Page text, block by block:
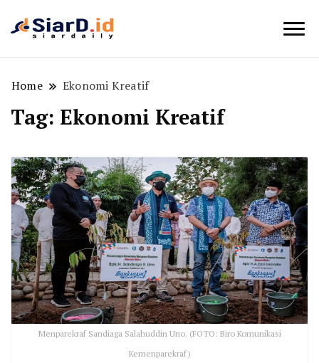
Home Ekonomi Kreatif
Tag: Ekonomi Kreatif
Menparekraf Sandiaga Salahuddin Uno. (FOTO: Biro Komunikasi
Kemenparekraf)